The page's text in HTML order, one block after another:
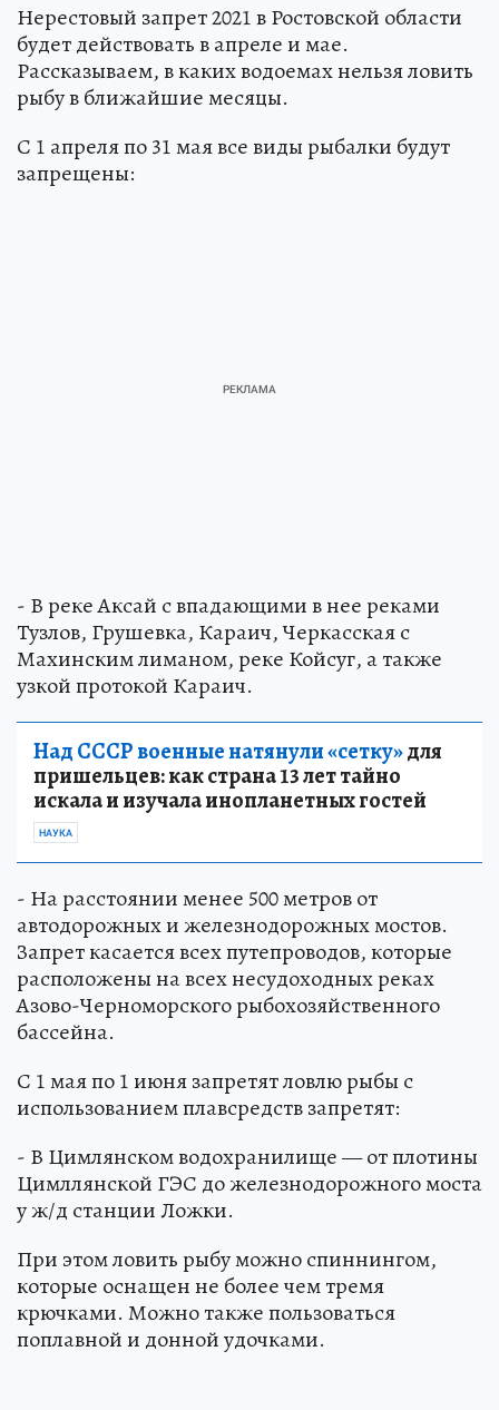
Нерестовый запрет 2021 в Ростовской области
будет действовать в апреле и мае.
Рассказываем, в каких водоемах нельзя ловить
рыбу в ближайшие месяцы.
С 1 апреля по 31 мая все виды рыбалки будут
запрещены:
- В реке Аксай с впадающими в нее реками
Тузлов, Грушевка, Караич, Черкасская с
Махинским лиманом, реке Койсуг, а также
узкой протокой Караич.
Над СССР военные натянули «сетку»для
пришельцев: как страна 13 лет тайно
искала и изучала инопланетных гостей
НАУКА
- На расстоянии менее 500 метров от
автодорожных и железнодорожных мостов.
Запрет касается всех путепроводов, которые
расположены на всех несудоходных реках
Азово-Черноморского рыбохозяйственного
бассейна.
С 1 мая по 1 июня запретят ловлю рыбы с
использованием плавсредств запретят:
- В Цимлянском водохранилище — от плотины
Цимллянской ГЭС до железнодорожного моста
у ж/д станции Ложки.
При этом ловить рыбу можно спиннингом,
которые оснащен не более чем тремя
крючками. Можно также пользоваться
поплавной и донной удочками.